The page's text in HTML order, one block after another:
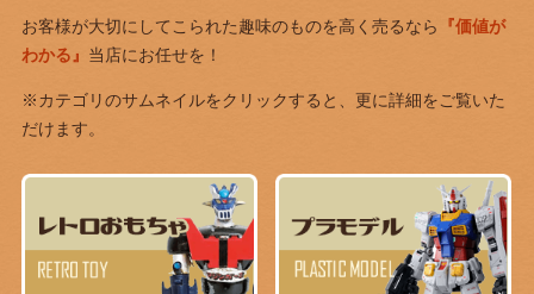
お客様が大切にしてこられた趣味のものを高く売るなら
『価値が
わかる』 当店にお任せを！
※カテゴリのサムネイルをクリックすると、更に詳細をご覧いた
だけます。